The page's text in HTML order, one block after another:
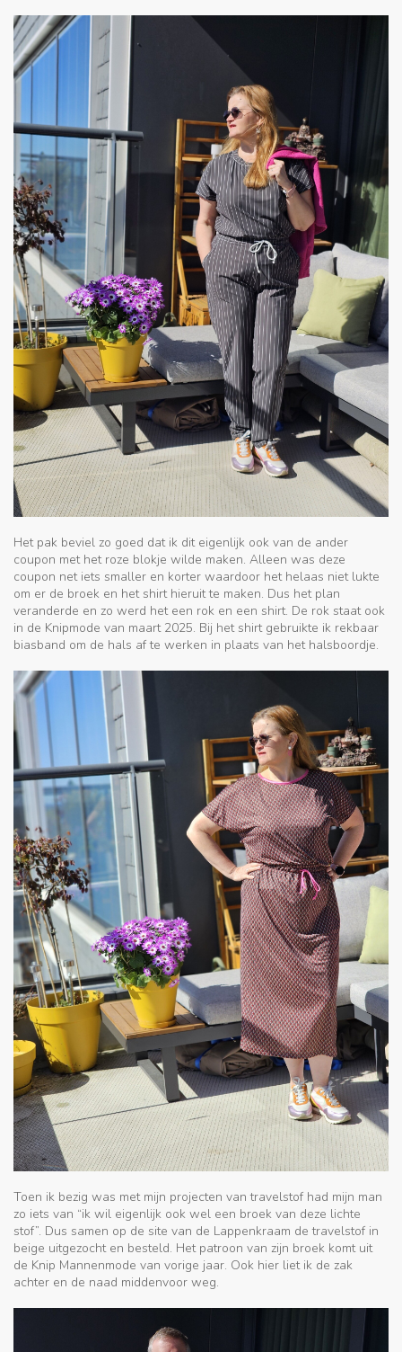
Het pak beviel zo goed dat ik dit eigenlijk ook van de ander
coupon met het roze blokje wilde maken. Alleen was deze
coupon net iets smaller en korter waardoor het helaas niet lukte
om er de broek en het shirt hieruit te maken. Dus het plan
veranderde en zo werd het een rok en een shirt. De rok staat ook
in de Knipmode van maart 2025. Bij het shirt gebruikte ik rekbaar
biasband om de hals af te werken in plaats van het halsboordje.
Toen ik bezig was met mijn projecten van travelstof had mijn man
zo iets van “ik wil eigenlijk ook wel een broek van deze lichte
stof”. Dus samen op de site van de Lappenkraam de travelstof in
beige uitgezocht en besteld. Het patroon van zijn broek komt uit
de Knip Mannenmode van vorige jaar. Ook hier liet ik de zak
achter en de naad middenvoor weg.